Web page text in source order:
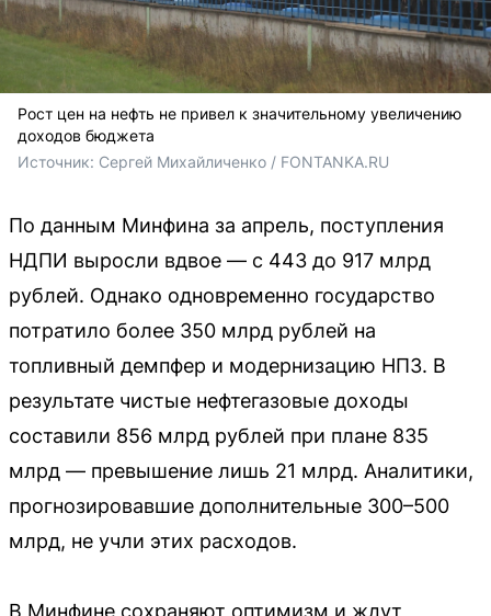
Рост цен на нефть не привел к значительному увеличению
доходов бюджета
Источник: Сергей Михайличенко / FONTANKA.RU
По данным Минфина за апрель, поступления
НДПИ выросли вдвое — с 443 до 917 млрд
рублей. Однако одновременно государство
потратило более 350 млрд рублей на
топливный демпфер и модернизацию НПЗ. В
результате чистые нефтегазовые доходы
составили 856 млрд рублей при плане 835
млрд — превышение лишь 21 млрд. Аналитики,
прогнозировавшие дополнительные 300–500
млрд, не учли этих расходов.
В Минфине сохраняют оптимизм и ждут